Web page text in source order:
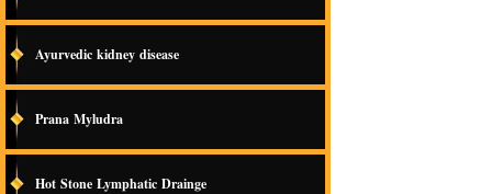
Ayurvedic kidney disease
Prana Myludra
Hot Stone Lymphatic Drainge